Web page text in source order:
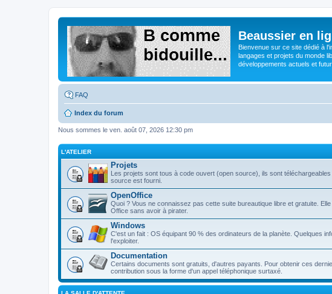
Beaussier en
Bienvenue sur ce site dédié à
langages et projets du monde
développements actuels et
FAQ
Index du forum
Nous sommes le ven. août 07, 2026 12:30 pm
L'ATELIER
Projets
Les projets sont tous à code ouvert (open source), ils sont
source est fourni.
OpenOffice
Quoi ? Vous ne connaissez pas cette suite bureautique libre et gratuite.
Office sans avoir à pirater.
Windows
C'est un fait : OS équipant 90 % des ordinateurs de la planète. Quelques
l'exploiter.
Documentation
Certains documents sont gratuits, d'autres payants. Pour obtenir ces
contribution sous la forme d'un appel téléphonique surtaxé.